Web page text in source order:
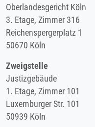
Oberlandesgericht Köln
3. Etage, Zimmer 316
Reichenspergerplatz 1
50670 Köln
Zweigstelle
Justizgebäude
1. Etage, Zimmer 101
Luxemburger Str. 101
50939 Köln